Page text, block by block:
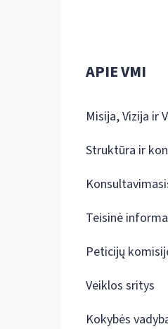
APIE VMI
Misija, Vizija ir
Struktūra ir
Teisinė
Peticijų
Veiklos sritys
Kokybės